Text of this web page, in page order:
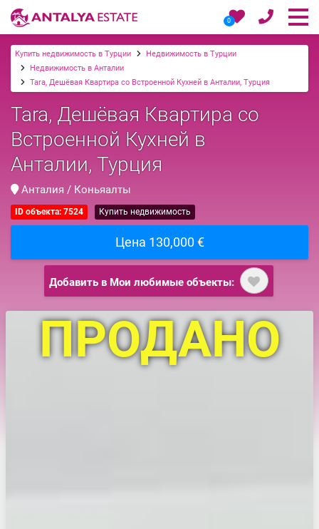
0
Купить недвижимость в Турции
Недвижимость в Турции
Недвижимость в Анталии
Tara, Дешёвая Квартира со Встроенной Кухней в Анталии, Турция
Tara, Дешёвая Квартира со
Встроенной Кухней в
Анталии, Турция
Анталия / Коньяалты
ID объекта: 7524 Купить недвижимость
Цена 130,000 €
Добавить в Мои любимые объекты:
ПРОДАНО